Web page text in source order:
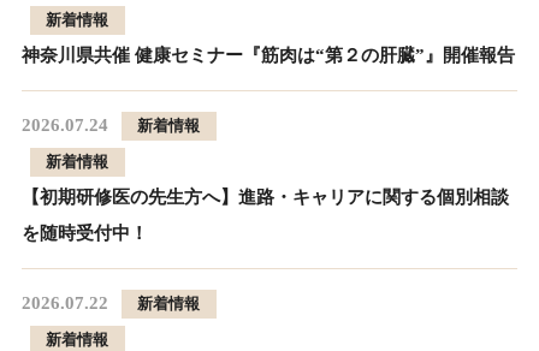
新着情報
神奈川県共催 健康セミナー『筋肉は“第２の肝臓”』開催報告
2026.07.24
新着情報
新着情報
【初期研修医の先生方へ】進路・キャリアに関する個別相談
を随時受付中！
2026.07.22
新着情報
新着情報